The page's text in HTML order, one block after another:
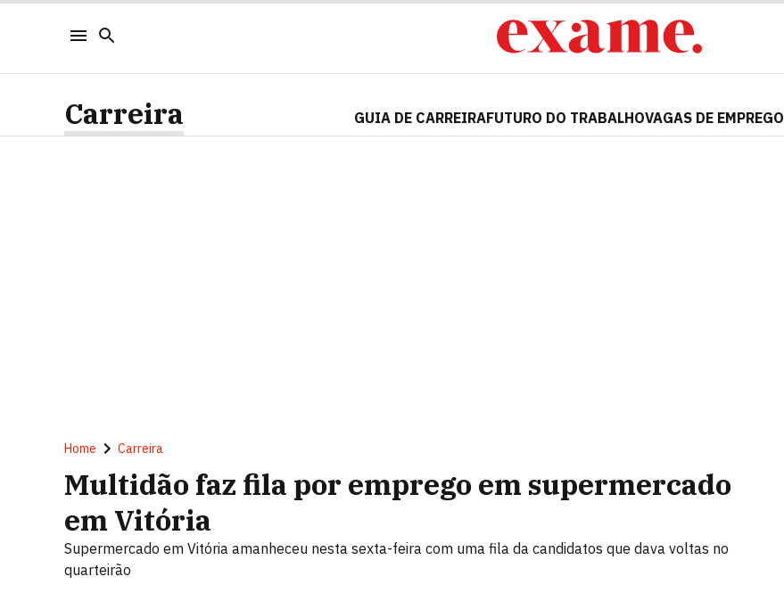
Carreira GUIA DE CARREIRAFUTURO DO TRABALHOVAGAS DE EMPREGO
Home Carreira
Multidão faz fila por emprego em supermercado
em Vitória
Supermercado em Vitória amanheceu nesta sexta-feira com uma fila da candidatos que dava voltas no
quarteirão